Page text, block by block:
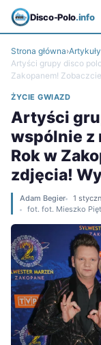
Disco-Polo.info
Strona główna›Artykuły
Artyści grupy disco
Zakopanem!
ŻYCIE GWIAZD
Artyści
wspólnie z
Rok w
zdjęcia!
Adam Begier 1
fot. fot. Mieszko